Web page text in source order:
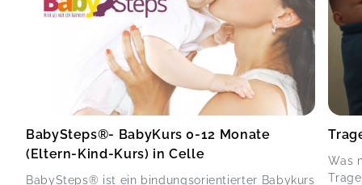
BabySteps®- BabyKurs 0-12 Monate
(Eltern-Kind-Kurs) in Celle
BabySteps® ist ein bindungsorientierter Babykurs
Was